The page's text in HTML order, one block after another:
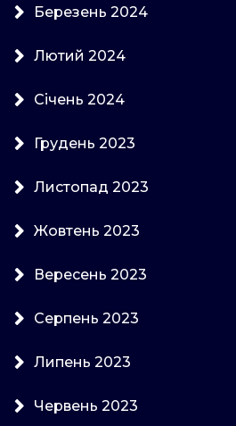
Березень 2024
Лютий 2024
Січень 2024
Грудень 2023
Листопад 2023
Жовтень 2023
Вересень 2023
Серпень 2023
Липень 2023
Червень 2023